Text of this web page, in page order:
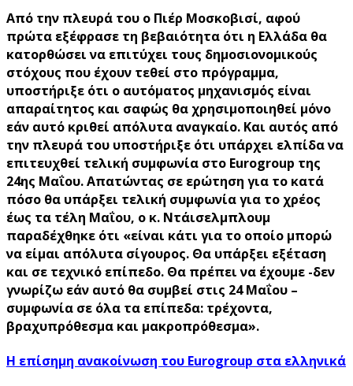
Από την πλευρά του ο Πιέρ Μοσκοβισί, αφού
πρώτα εξέφρασε τη βεβαιότητα ότι η Ελλάδα θα
κατορθώσει να επιτύχει τους δημοσιονομικούς
στόχους που έχουν τεθεί στο πρόγραμμα,
υποστήριξε ότι ο αυτόματος μηχανισμός είναι
απαραίτητος και σαφώς θα χρησιμοποιηθεί μόνο
εάν αυτό κριθεί απόλυτα αναγκαίο. Και αυτός από
την πλευρά του υποστήριξε ότι υπάρχει ελπίδα να
επιτευχθεί τελική συμφωνία στο Eurogroup της
24ης Μαΐου. Απατώντας σε ερώτηση για το κατά
πόσο θα υπάρξει τελική συμφωνία για το χρέος
έως τα τέλη Μαΐου, ο κ. Ντάισελμπλουμ
παραδέχθηκε ότι «είναι κάτι για το οποίο μπορώ
να είμαι απόλυτα σίγουρος. Θα υπάρξει εξέταση
και σε τεχνικό επίπεδο. Θα πρέπει να έχουμε -δεν
γνωρίζω εάν αυτό θα συμβεί στις 24 Μαΐου –
συμφωνία σε όλα τα επίπεδα: τρέχοντα,
βραχυπρόθεσμα και μακροπρόθεσμα».
Η επίσημη ανακοίνωση του Eurogroup στα ελληνικά